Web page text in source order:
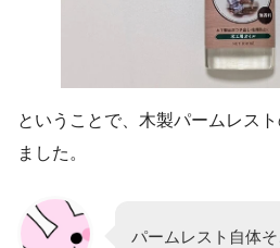
ということで、木製パームレス
ました。
パームレスト自体